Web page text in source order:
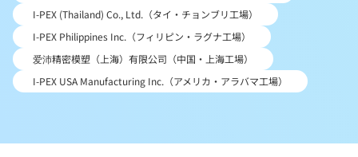
I-PEX (Thailand) Co., Ltd.（タイ・チョンブリ工場）
I-PEX Philippines Inc.（フィリピン・ラグナ工場）
爱沛精密模塑（上海）有限公司（中国・上海工場）
I-PEX USA Manufacturing Inc.（アメリカ・アラバマ工場）